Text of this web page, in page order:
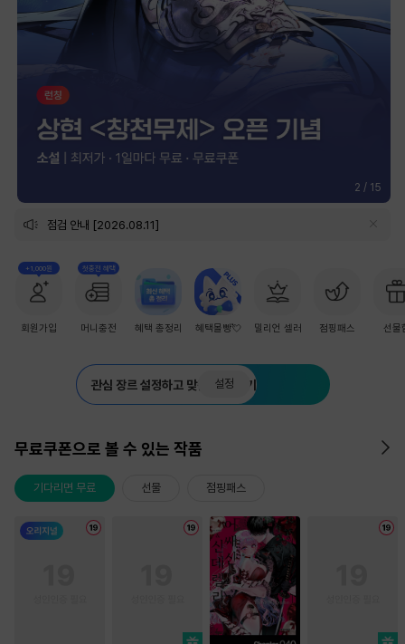
2 / 15
점검 안내 [2026.08.11]
+1,000원
회원가입
첫충전 혜택
머니충전 혜택 총정리 혜택몰빵💘 밀리언 셀러 점핑패스 선물
관심 장르 설정하고 맞춤 추천 받기
설정
무료쿠폰으로 볼 수 있는 작품
기다리면 무료 선물 점핑패스